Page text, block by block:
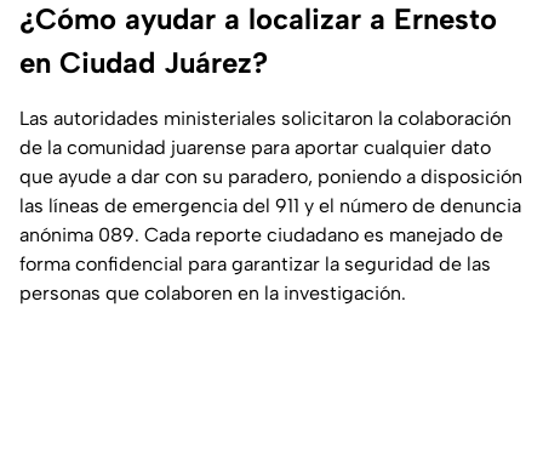
¿Cómo ayudar a localizar a Ernesto
en Ciudad Juárez?
Las autoridades ministeriales solicitaron la colaboración
de la comunidad juarense para aportar cualquier dato
que ayude a dar con su paradero, poniendo a disposición
las líneas de emergencia del 911 y el número de denuncia
anónima 089. Cada reporte ciudadano es manejado de
forma confidencial para garantizar la seguridad de las
personas que colaboren en la investigación.